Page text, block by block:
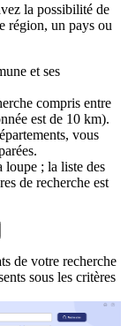
la possibilité de
région, un pays ou
et ses
compris entre
est de 10 km).
vous
loupe ; la liste des
de recherche est
de votre recherche
sous les critères